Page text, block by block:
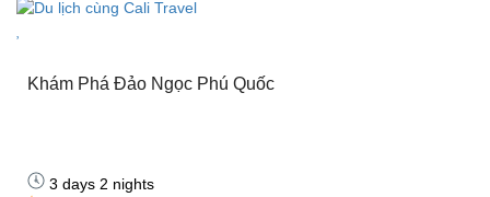
Khám Phá Đảo Ngọc Phú Quốc
3 days 2 nights